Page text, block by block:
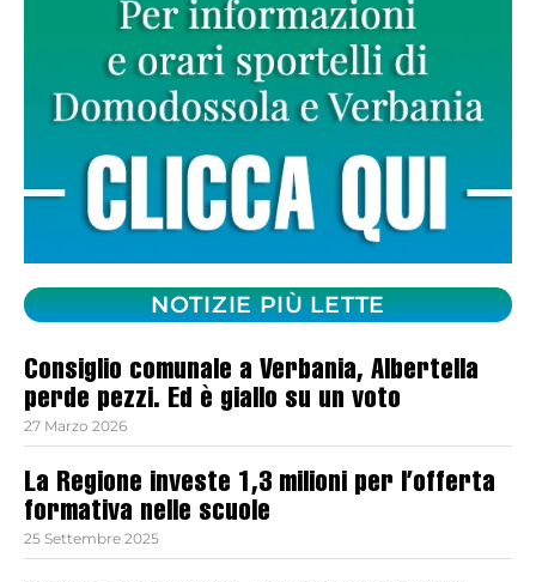
NOTIZIE PIÙ LETTE
Consiglio comunale a Verbania, Albertella
perde pezzi. Ed è giallo su un voto
27 Marzo 2026
La Regione investe 1,3 milioni per l’offerta
formativa nelle scuole
25 Settembre 2025